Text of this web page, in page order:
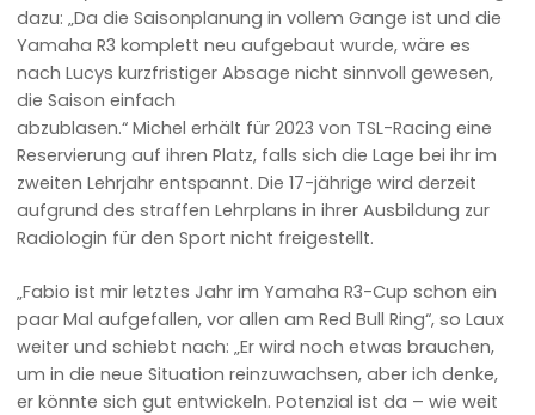
dazu: „Da die Saisonplanung in vollem Gange ist und die
Yamaha R3 komplett neu aufgebaut wurde, wäre es
nach Lucys kurzfristiger Absage nicht sinnvoll gewesen,
die Saison einfach
abzublasen.“ Michel erhält für 2023 von TSL-Racing eine
Reservierung auf ihren Platz, falls sich die Lage bei ihr im
zweiten Lehrjahr entspannt. Die 17-jährige wird derzeit
aufgrund des straffen Lehrplans in ihrer Ausbildung zur
Radiologin für den Sport nicht freigestellt.
„Fabio ist mir letztes Jahr im Yamaha R3-Cup schon ein
paar Mal aufgefallen, vor allen am Red Bull Ring“, so Laux
weiter und schiebt nach: „Er wird noch etwas brauchen,
um in die neue Situation reinzuwachsen, aber ich denke,
er könnte sich gut entwickeln. Potenzial ist da – wie weit